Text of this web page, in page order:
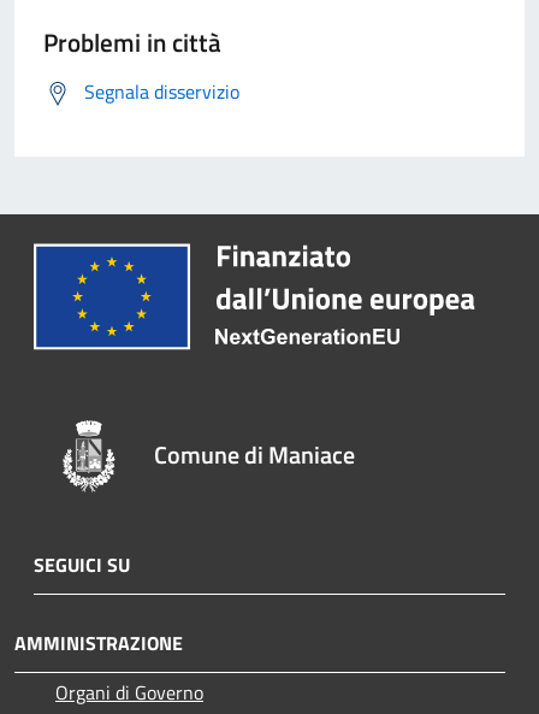
Problemi in città
Segnala disservizio
Comune di Maniace
SEGUICI SU
AMMINISTRAZIONE
Organi di Governo